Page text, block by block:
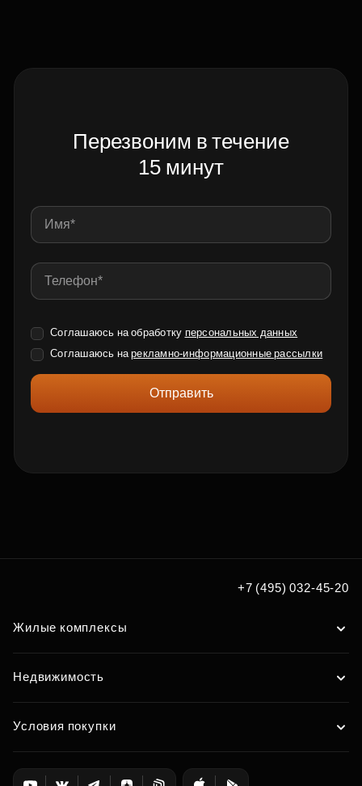
Перезвоним в течение
15 минут
Соглашаюсь на обработку персональных данных
Соглашаюсь нарекламно-информационные рассылки
Отправить
+7 (495) 032-45-20
Жилые комплексы
Недвижимость
Условия покупки